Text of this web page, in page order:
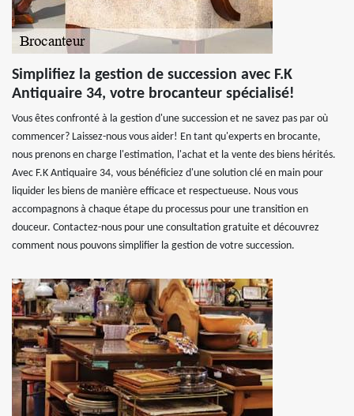
Simplifiez la gestion de succession avec F.K
Antiquaire 34, votre brocanteur spécialisé!
Vous êtes confronté à la gestion d'une succession et ne savez pas par où
commencer? Laissez-nous vous aider! En tant qu'experts en brocante,
nous prenons en charge l'estimation, l'achat et la vente des biens hérités.
Avec F.K Antiquaire 34, vous bénéficiez d'une solution clé en main pour
liquider les biens de manière efficace et respectueuse. Nous vous
accompagnons à chaque étape du processus pour une transition en
douceur. Contactez-nous pour une consultation gratuite et découvrez
comment nous pouvons simplifier la gestion de votre succession.